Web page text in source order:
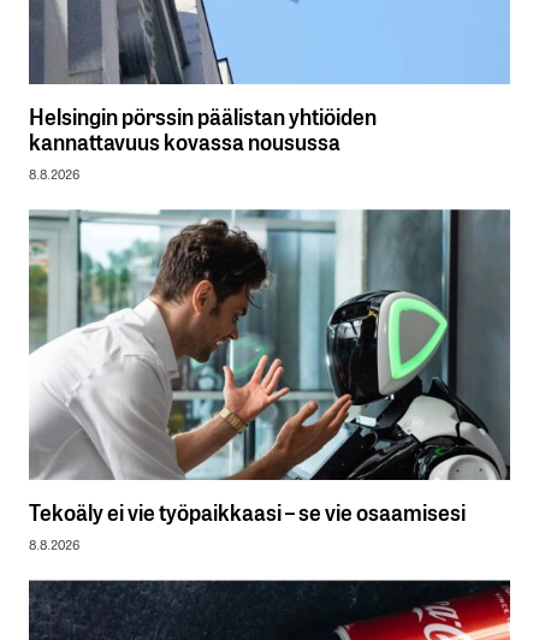
Helsingin pörssin päälistan yhtiöiden
kannattavuus kovassa nousussa
8.8.2026
Tekoäly ei vie työpaikkaasi – se vie osaamisesi
8.8.2026